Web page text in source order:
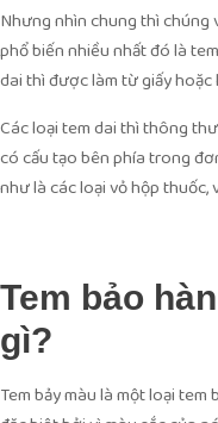
Nhưng nhìn chung thì
phổ biến nhiều nhất đó là
dai thì được làm từ giấy
Các loại tem dai thì thông
có cấu tạo bên phía trong
như là các loại vỏ hộp thuốc,
Tem bảo
gì?
Tem bảy màu là một loại